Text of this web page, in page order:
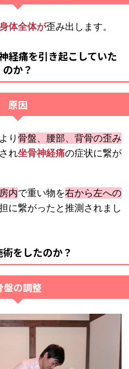
体全体が歪み出します。
経痛を引き起こしていた
のか？
原因
り骨盤、腰部、背骨の歪み
れ坐骨神経痛の症状に繋が
内で重い物を右から左への
に繋がったと推測されまし
をしたのか？
盤の調整